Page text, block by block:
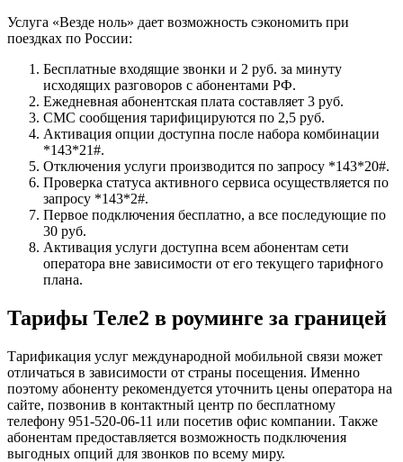
Услуга «Везде ноль» дает возможность сэкономить при
поездках по России:
Бесплатные входящие звонки и 2 руб. за минуту
исходящих разговоров с абонентами РФ.
Ежедневная абонентская плата составляет 3 руб.
СМС сообщения тарифицируются по 2,5 руб.
Активация опции доступна после набора комбинации
*143*21#.
Отключения услуги производится по запросу *143*20#.
Проверка статуса активного сервиса осуществляется по
запросу *143*2#.
Первое подключения бесплатно, а все последующие по
30 руб.
Активация услуги доступна всем абонентам сети
оператора вне зависимости от его текущего тарифного
плана.
Тарифы Теле2 в роуминге за границей
Тарификация услуг международной мобильной связи может
отличаться в зависимости от страны посещения. Именно
поэтому абоненту рекомендуется уточнить цены оператора на
сайте, позвонив в контактный центр по бесплатному
телефону 951-520-06-11 или посетив офис компании. Также
абонентам предоставляется возможность подключения
выгодных опций для звонков по всему миру.